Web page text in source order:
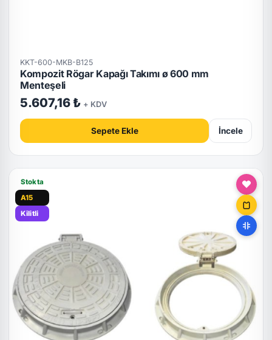
KKT-600-MKB-B125
Kompozit Rögar Kapağı Takımı ø 600 mm
Menteşeli
5.607,16 ₺ + KDV
Sepete Ekle İncele
Stokta
A15
Kilitli